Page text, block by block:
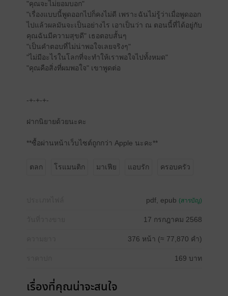
"คุณจะไม่ยอมบอก"
"เรื่องแบบนี้พูดออกไปก็คงไม่ดี เพราะฉันไม่รู้ว่าเมื่อพูดออก
ไปแล้วผลมันจะเป็นอย่างไร เอาเป็นว่า ณ ตอนนี้ที่ได้อยู่กับ
คุณฉันมีความสุขดี" เธอตอบสั้นๆ
"เป็นคำตอบที่ไม่น่าพอใจเลยจริงๆ"
"ไม่มีอะไรในโลกที่จะทำให้เราพอใจไปทั้งหมด"
"คุณคือสิ่งที่ผมพอใจ" เขาพูดต่อ
-+-+-+-
ฝากนิยายด้วยนะคะ
**ซื้อผ่านหน้าเว็บไซต์ถูกกว่า Apple นะคะ**
ตลก โรแมนติก มาเฟีย แอบรัก ครอบครัว
pdf, epub (สารบัญ)
17 กรกฎาคม 2568
376 หน้า (≈ 77,870 คำ)
169 บาท
เรื่องที่คุณน่าจะสนใจ